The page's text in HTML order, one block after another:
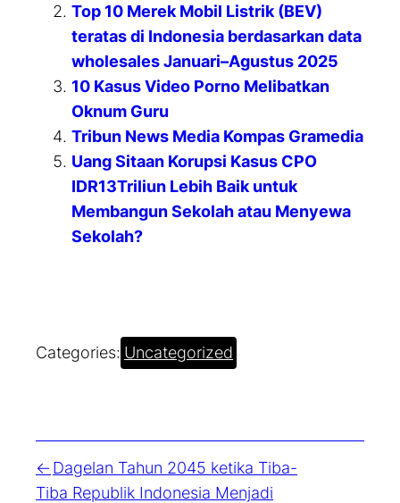
Top 10 Merek Mobil Listrik (BEV)
teratas di Indonesia berdasarkan data
wholesales Januari–Agustus 2025
10 Kasus Video Porno Melibatkan
Oknum Guru
Tribun News Media Kompas Gramedia
Uang Sitaan Korupsi Kasus CPO
IDR13Triliun Lebih Baik untuk
Membangun Sekolah atau Menyewa
Sekolah?
Categories: Uncategorized
Dagelan Tahun 2045 ketika Tiba-
Tiba Republik Indonesia Menjadi